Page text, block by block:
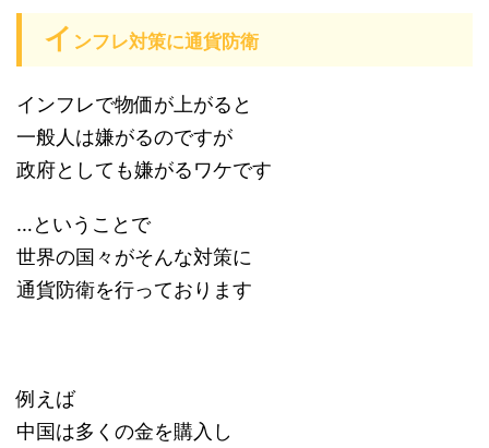
イ ンフレ対策に通貨防衛
インフレで物価が上がると
一般人は嫌がるのですが
政府としても嫌がるワケです
…ということで
世界の国々がそんな対策に
通貨防衛を行っております
例えば
中国は多くの金を購入し